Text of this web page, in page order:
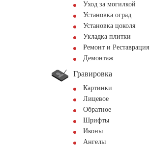
Уход за могилкой
Установка оград
Установка цоколя
Укладка плитки
Ремонт и Реставрация
Демонтаж
Гравировка
Картинки
Лицевое
Обратное
Шрифты
Иконы
Ангелы